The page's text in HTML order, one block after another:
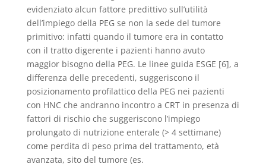
evidenziato alcun fattore predittivo sull’utilità
dell’impiego della PEG se non la sede del tumore
primitivo: infatti quando il tumore era in contatto
con il tratto digerente i pazienti hanno avuto
maggior bisogno della PEG. Le linee guida ESGE [6], a
differenza delle precedenti, suggeriscono il
posizionamento profilattico della PEG nei pazienti
con HNC che andranno incontro a CRT in presenza di
fattori di rischio che suggeriscono l’impiego
prolungato di nutrizione enterale (> 4 settimane)
come perdita di peso prima del trattamento, età
avanzata, sito del tumore (es.